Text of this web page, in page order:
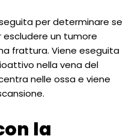
per determinare se
escludere un tumore
frattura. Viene eseguita
nella vena del
nelle ossa e viene
la